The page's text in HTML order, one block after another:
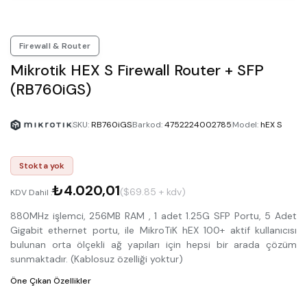
Firewall & Router
Mikrotik HEX S Firewall Router + SFP
(RB760iGS)
SKU:RB760iGSBarkod:4752224002785Model:hEX S
Stokta yok
KDV Dahil :₺4.020,01($69.85 + kdv)
880MHz işlemci, 256MB RAM , 1 adet 1.25G SFP Portu, 5 Adet
Gigabit ethernet portu, ile MikroTiK hEX 100+ aktif kullanıcısı
bulunan orta ölçekli ağ yapıları için hepsi bir arada çözüm
sunmaktadır. (Kablosuz özelliği yoktur)
Öne Çıkan Özellikler